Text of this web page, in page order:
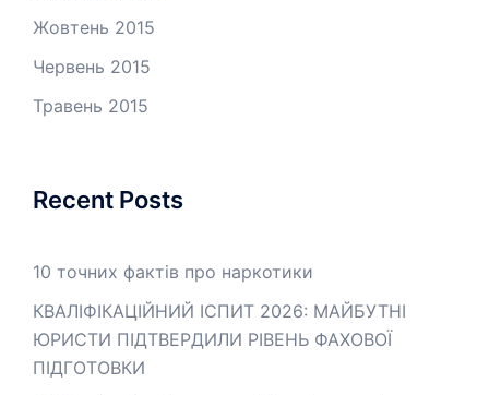
Жовтень 2015
Червень 2015
Травень 2015
Recent Posts
10 точних фактів про наркотики
КВАЛІФІКАЦІЙНИЙ ІСПИТ 2026: МАЙБУТНІ
ЮРИСТИ ПІДТВЕРДИЛИ РІВЕНЬ ФАХОВОЇ
ПІДГОТОВКИ